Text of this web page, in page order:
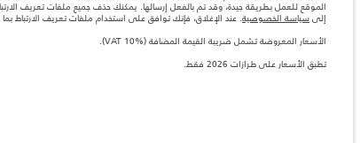
المعلومات والمواصفات والأسعار والألوان المذكورة على هذا الموقع قد تختلف من بلد
الأرقام المقدمة هي نتيجة لاختبارات المصنع الرسمية وفقاً لتشريعات الاتحاد
ملاحظة مهمة حول الصور والمواصفات. إن النقص العالمي في أشباه الموصلات يؤثر حاليًا
والخيارات والحلية ومجموعات الألوان. يرجى استشارة وكيلك الذي سيتمكّن من تأكيد أي
الموقع للعمل بطريقة جيدة، وقد تم بالفعل إرسالها. يمكنك حذف جميع ملفات تعريف
إلى سياسة الخصوصية. عند الإغلاق، فإنك توافق على استخدام ملفات تعريف الارتباط
الأسعار المعروضة تشمل ضريبة القيمة المضافة (VAT 10%).
تطبق الأسعار على طرازات 2026 فقط.‎